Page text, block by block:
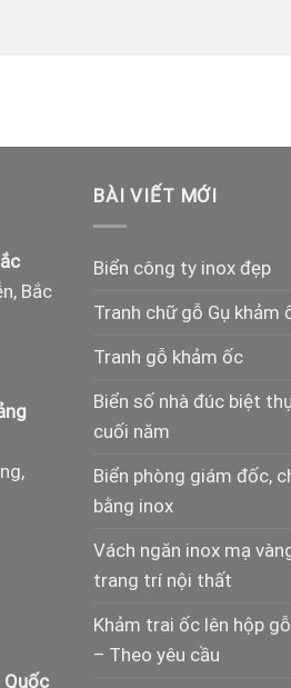
Bắc
Quốc
BÀI VIẾT MỚI
Biển công ty inox đẹp
Tranh chữ gỗ Gụ khảm
Tranh gỗ khảm ốc
Biển số nhà đúc biệt
cuối năm
Biển phòng giám đốc,
bằng inox
Vách ngăn inox mạ
trang trí nội thất
Khảm trai ốc lên hộp
– Theo yêu cầu